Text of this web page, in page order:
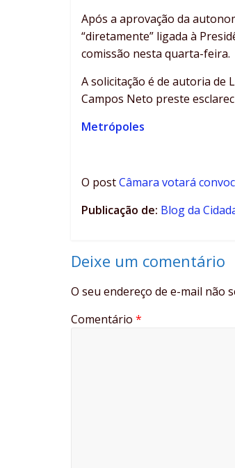
Após a aprovação da
“diretamente” ligada à
comissão nesta quarta-feira.
A solicitação é de autoria de
Campos Neto preste
Metrópoles
O postCâmara votará
Publicação de: Blog da
Deixe um comentário
O seu endereço de e-mail não
Comentário *